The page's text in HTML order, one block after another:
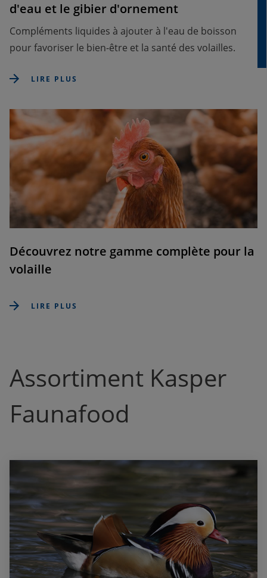
d'eau et le gibier d'ornement
Compléments liquides à ajouter à l'eau de boisson
pour favoriser le bien-être et la santé des volailles.
LIRE PLUS
Découvrez notre gamme complète pour la
volaille
LIRE PLUS
Assortiment Kasper
Faunafood